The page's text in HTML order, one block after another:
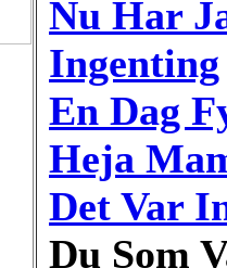
Nu Har
Ingenting
En Dag
Heja
Det Var
Du Som